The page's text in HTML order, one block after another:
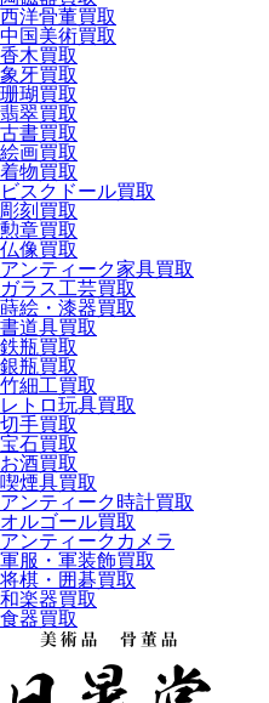
西洋骨董買取
中国美術買取
香木買取
象牙買取
珊瑚買取
翡翠買取
古書買取
絵画買取
着物買取
ビスクドール買取
彫刻買取
勲章買取
仏像買取
アンティーク家具買取
ガラス工芸買取
蒔絵・漆器買取
書道具買取
鉄瓶買取
銀瓶買取
竹細工買取
レトロ玩具買取
切手買取
宝石買取
お酒買取
喫煙具買取
アンティーク時計買取
オルゴール買取
アンティークカメラ
軍服・軍装飾買取
将棋・囲碁買取
和楽器買取
食器買取